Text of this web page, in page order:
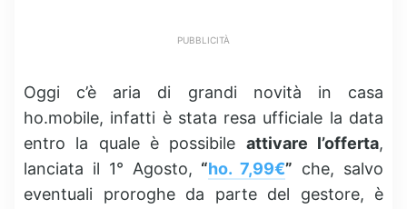
PUBBLICITÀ
Oggi c’è aria di grandi novità in casa
ho.mobile, infatti è stata resa ufficiale la data
entro la quale è possibile attivare l’offerta,
lanciata il 1° Agosto, “ho. 7,99€” che, salvo
eventuali proroghe da parte del gestore, è